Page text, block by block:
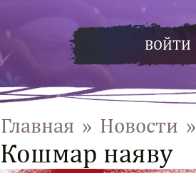
ВОЙТИ
Главная » Новости »
Кошмар наяву